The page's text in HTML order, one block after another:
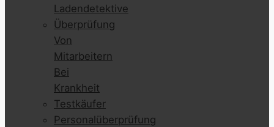
Ladendetektive
Überprüfung
Von
Mitarbeitern
Bei
Krankheit
Testkäufer
Personalüberprüfung